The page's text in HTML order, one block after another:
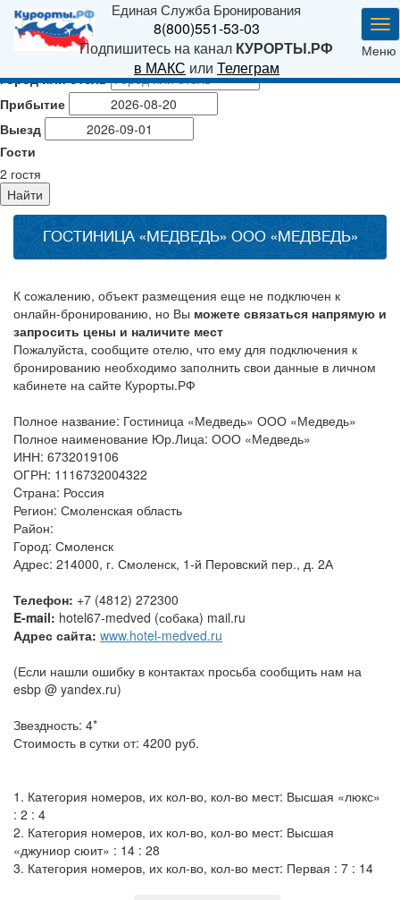
Единая Служба Бронирования
8(800)551-53-03
Подпишитесь на канал КУРОРТЫ.РФ
в МАКС или Телеграм
Меню
Город или отель
Прибытие
Выезд
Гости
2 гостя
Найти
ГОСТИНИЦА «МЕДВЕДЬ» ООО «МЕДВЕДЬ»
К сожалению, объект размещения еще не подключен к
онлайн-бронированию, но Вы можете связаться напрямую и
запросить цены и наличите мест
Пожалуйста, сообщите отелю, что ему для подключения к
бронированию необходимо заполнить свои данные в личном
кабинете на сайте Курорты.РФ
Полное название: Гостиница «Медведь» ООО «Медведь»
Полное наименование Юр.Лица: ООО «Медведь»
ИНН: 6732019106
ОГРН: 1116732004322
Cтрана: Россия
Регион: Смоленская область
Район:
Город: Смоленск
Адрес: 214000, г. Смоленск, 1-й Перовский пер., д. 2А
Телефон: +7 (4812) 272300
E-mail: hotel67-medved (собака) mail.ru
Адрес сайта: www.hotel-medved.ru
(Если нашли ошибку в контактах просьба сообщить нам на
esbp @ yandex.ru)
Звездность: 4*
Стоимость в сутки от: 4200 руб.
1. Категория номеров, их кол-во, кол-во мест: Высшая «люкс»
: 2 : 4
2. Категория номеров, их кол-во, кол-во мест: Высшая
«джуниор сюит» : 14 : 28
3. Категория номеров, их кол-во, кол-во мест: Первая : 7 : 14